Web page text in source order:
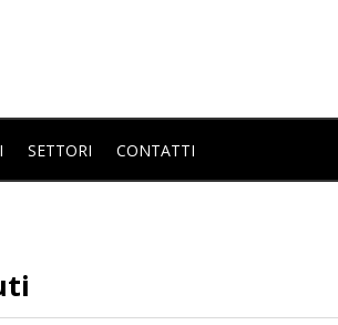
SETTORI CONTATTI